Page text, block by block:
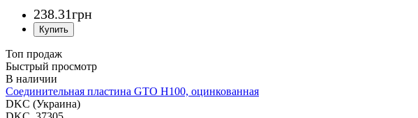
238.31грн
Топ продаж
Быстрый просмотр
Соединительная пластина GTO H100, оцинкованная
DKC (Украина)